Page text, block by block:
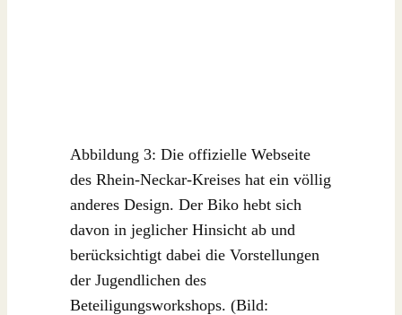
Abbildung 3: Die offizielle Webseite
des Rhein-Neckar-Kreises hat ein völlig
anderes Design. Der Biko hebt sich
davon in jeglicher Hinsicht ab und
berücksichtigt dabei die Vorstellungen
der Jugendlichen des
Beteiligungsworkshops. (Bild: